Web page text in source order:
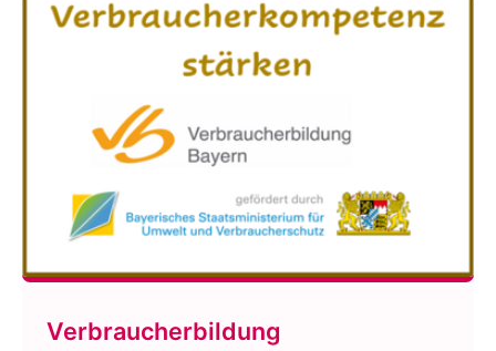
Verbraucherbildung